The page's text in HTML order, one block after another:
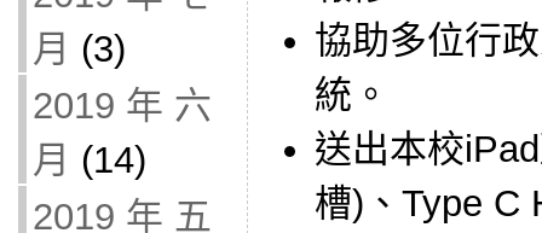
月 (3)
2019 年 六
月 (14)
2019 年 五
協助多位行
統。
送出本校
槽)、Type C